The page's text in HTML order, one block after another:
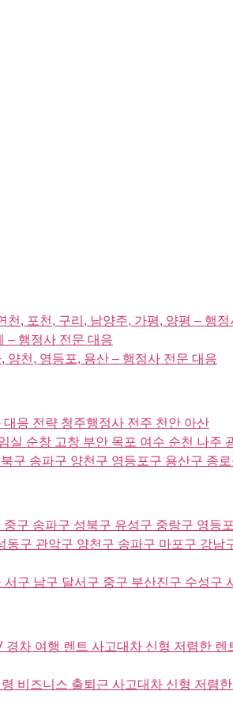
, 포천, 구리, 남양주, 가평, 양평 – 행
– 행정사 전문 대응
천, 영등포, 용산 – 행정사 전문 대응
응 전략 청주행정사 전주 천안 아산
실 순창 고창 부안 목포 여수 순천 나주
구 송파구 양천구 영등포구 용산구 종
구 송파구 성북구 유성구 중랑구 영등
구 관악구 양천구 송파구 마포구 강
구 남구 달서구 중구 부산진구 수성구
차 여행 렌트 사고대차 신형 저렴한
비즈니스 출퇴근 사고대차 신형 저렴